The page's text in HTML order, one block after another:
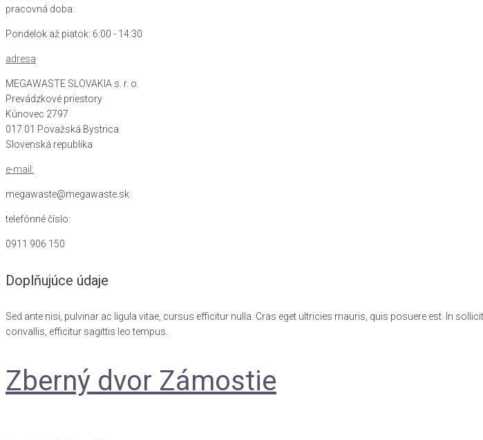
pracovná doba:
Pondelok až piatok: 6:00 - 14:30
adresa
MEGAWASTE SLOVAKIA s. r. o.
Prevádzkové priestory
Kúnovec 2797
017 01 Považská Bystrica
Slovenská republika
e-mail:
megawaste@megawaste.sk
telefónné číslo:
0911 906 150
Doplňujúce údaje
Sed ante nisi, pulvinar ac ligula vitae, cursus efficitur nulla. Cras eget ultricies mauris, quis posuere est. In
convallis, efficitur sagittis leo tempus.
Zberný dvor Zámostie